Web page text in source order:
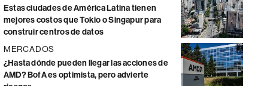
Estas ciudades de América Latina tienen
mejores costos que Tokio o Singapur para
construir centros de datos
MERCADOS
¿Hasta dónde pueden llegar las acciones de
AMD? BofA es optimista, pero advierte